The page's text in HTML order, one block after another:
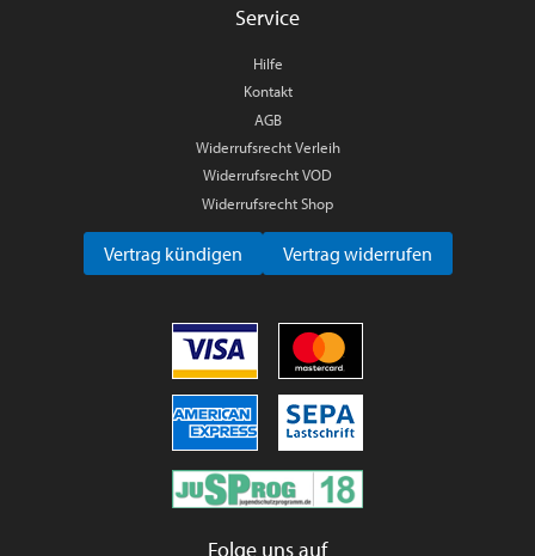
Service
Hilfe
Kontakt
AGB
Widerrufsrecht Verleih
Widerrufsrecht VOD
Widerrufsrecht Shop
Vertrag kündigen Vertrag widerrufen
Folge uns auf